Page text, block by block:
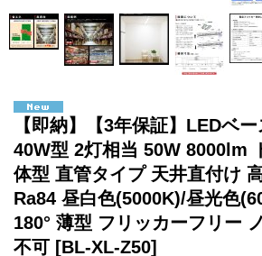
【即納】【3年保証】LEDベ
40W型 2灯相当 50W 8000lm
体型 直管タイプ 天井直付け
Ra84 昼白色(5000K)/昼光色
180° 薄型 フリッカーフリー
不可 [BL-XL-Z50]